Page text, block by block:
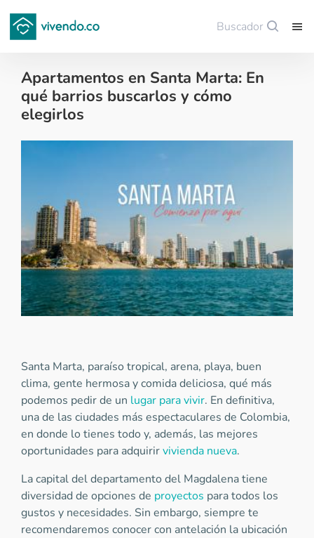
Buscador
Apartamentos en Santa Marta: En
qué barrios buscarlos y cómo
elegirlos
Tips para comprar vivienda nueva - 2021-05-24
Santa Marta, paraíso tropical, arena, playa, buen
clima, gente hermosa y comida deliciosa, qué más
podemos pedir de un lugar para vivir. En definitiva,
una de las ciudades más espectaculares de Colombia,
en donde lo tienes todo y, además, las mejores
oportunidades para adquirirvivienda nueva.
La capital del departamento del Magdalena tiene
diversidad de opciones de proyectos para todos los
gustos y necesidades. Sin embargo, siempre te
recomendaremos conocer con antelación la ubicación
Guardar